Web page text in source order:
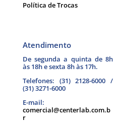
Política de Trocas
Atendimento
De segunda a quinta de 8h
às 18h e sexta 8h às 17h.
Telefones: (31) 2128-6000 /
(31) 3271-6000
E-mail:
comercial@centerlab.com.b
r